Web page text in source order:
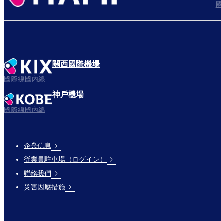
關西國際機場
國際線國內線
神戶機場
國際線國內線
Footer
Links
企業信息
従業員駐車場（ログイン）
聯絡我們
災害因應措施